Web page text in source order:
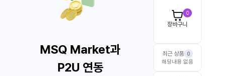
0
장바구니
최근 상품 0
해당내용 없음